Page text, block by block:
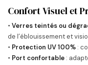
Confort Visuel et
• Verres teintés ou
de l’éblouissement et
• Protection UV 100% :
• Port confortable :